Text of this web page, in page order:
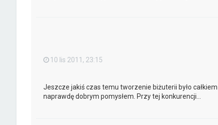
10 lis 2011, 23:15
Jeszcze jakiś czas temu tworzenie biżuterii było
naprawdę dobrym pomysłem. Przy tej konkurencji...